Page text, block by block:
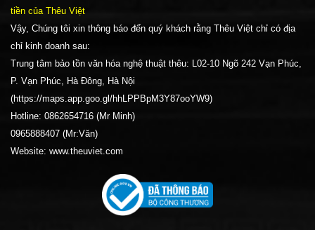
tiền của Thêu Việt
Vậy, Chúng tôi xin thông báo đến quý khách rằng Thêu Việt chỉ có địa
chỉ kinh doanh sau:
Trung tâm bảo tồn văn hóa nghệ thuật thêu: L02-10 Ngõ 242 Vạn Phúc,
P. Vạn Phúc, Hà Đông, Hà Nội
(https://maps.app.goo.gl/hhLPPBpM3Y87ooYW9)
Hotline: 0862654716 (Mr Minh)
0965888407 (Mr:Văn)
Website: www.theuviet.com